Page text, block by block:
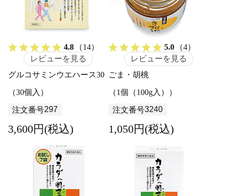
4.8
（14）
レビューを見る
グルコサミンウエハース30
（30個入）
注文番号297
3,600円(税込)
5.0
（4）
レビューを見る
ごま・胡桃
（1個（100g入））
注文番号3240
1,050円(税込)